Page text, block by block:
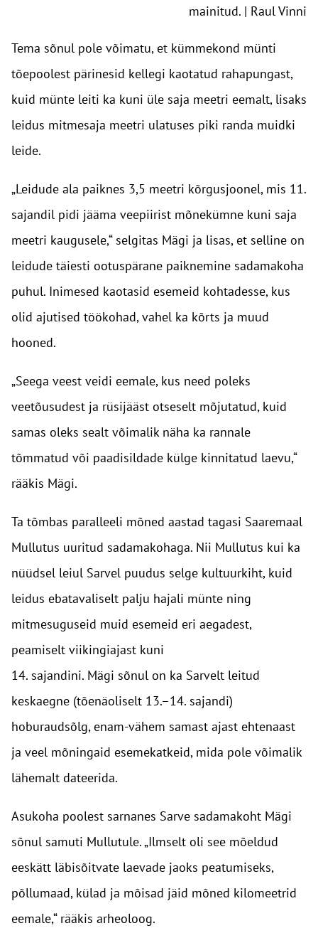
mainitud. | Raul Vinni
Tema sõnul pole võimatu, et kümmekond münti
tõepoolest pärinesid kellegi kaotatud rahapungast,
kuid münte leiti ka kuni üle saja meetri eemalt, lisaks
leidus mitmesaja meetri ulatuses piki randa muidki
leide.
„Leidude ala paiknes 3,5 meetri kõrgusjoonel, mis 11.
sajandil pidi jääma veepiirist mõnekümne kuni saja
meetri kaugusele,“ selgitas Mägi ja lisas, et selline on
leidude täiesti ootuspärane paiknemine sadamakoha
puhul. Inimesed kaotasid esemeid kohtadesse, kus
olid ajutised töökohad, vahel ka kõrts ja muud
hooned.
„Seega veest veidi eemale, kus need poleks
veetõusudest ja rüsijääst otseselt mõjutatud, kuid
samas oleks sealt võimalik näha ka rannale
tõmmatud või paadisildade külge kinnitatud laevu,“
rääkis Mägi.
Ta tõmbas paralleeli mõned aastad tagasi Saaremaal
Mullutus uuritud sadamakohaga. Nii Mullutus kui ka
nüüdsel leiul Sarvel puudus selge kultuurkiht, kuid
leidus ebatavaliselt palju hajali münte ning
mitmesuguseid muid esemeid eri aegadest,
peamiselt viikingiajast kuni
14. sajandini. Mägi sõnul on ka Sarvelt leitud
keskaegne (tõenäoliselt 13.–14. sajandi)
hoburaudsõlg, enam-vähem samast ajast ehtenaast
ja veel mõningaid esemekatkeid, mida pole võimalik
lähemalt dateerida.
Asukoha poolest sarnanes Sarve sadamakoht Mägi
sõnul samuti Mullutule. „Ilmselt oli see mõeldud
eeskätt läbisõitvate laevade jaoks peatumiseks,
põllumaad, külad ja mõisad jäid mõned kilomeetrid
eemale,“ rääkis arheoloog.